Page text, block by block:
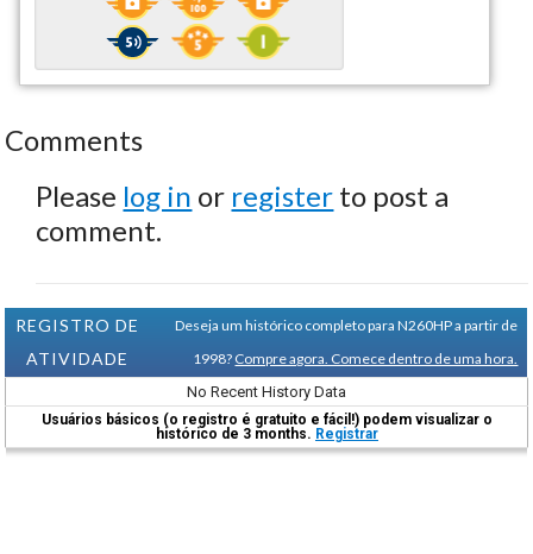
Comments
Please log in or register to post a
comment.
REGISTRO DE
ATIVIDADE
Deseja um histórico completo para N260HP a partir de
1998? Compre agora. Comece dentro de uma hora.
No Recent History Data
Usuários básicos (o registro é gratuito e fácil!) podem visualizar o
histórico de 3 months. Registrar